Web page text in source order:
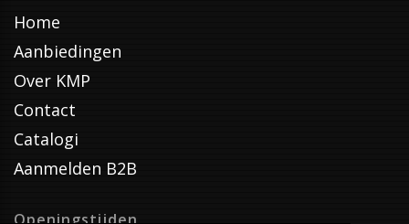
Home
Aanbiedingen
Over KMP
Contact
Catalogi
Aanmelden B2B
Openingstijden